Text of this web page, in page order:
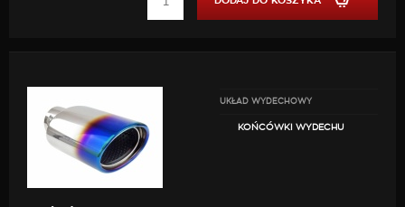
UKŁAD WYDECHOWY
KOŃCÓWKI WYDECHU